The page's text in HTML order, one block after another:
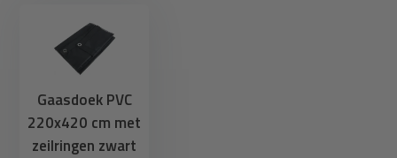
Gaasdoek PVC
220x420 cm met
zeilringen zwart